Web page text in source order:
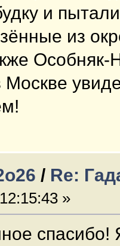
и
из
Москве
/ Re:
»
спасибо!